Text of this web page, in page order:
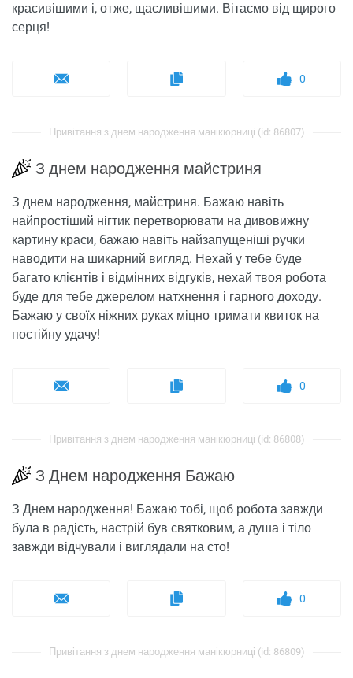
красивішими і, отже, щасливішими. Вітаємо від щирого
серця!
0
Привітання з днем ​​народження манікюрниці (id: 86807)
З днем ​​народження майстриня
З днем ​​народження, майстриня. Бажаю навіть
найпростіший нігтик перетворювати на дивовижну
картину краси, бажаю навіть найзапущеніші ручки
наводити на шикарний вигляд. Нехай у тебе буде
багато клієнтів і відмінних відгуків, нехай твоя робота
буде для тебе джерелом натхнення і гарного доходу.
Бажаю у своїх ніжних руках міцно тримати квиток на
постійну удачу!
0
Привітання з днем ​​народження манікюрниці (id: 86808)
З Днем народження Бажаю
З Днем народження! Бажаю тобі, щоб робота завжди
була в радість, настрій був святковим, а душа і тіло
завжди відчували і виглядали на сто!
0
Привітання з днем ​​народження манікюрниці (id: 86809)